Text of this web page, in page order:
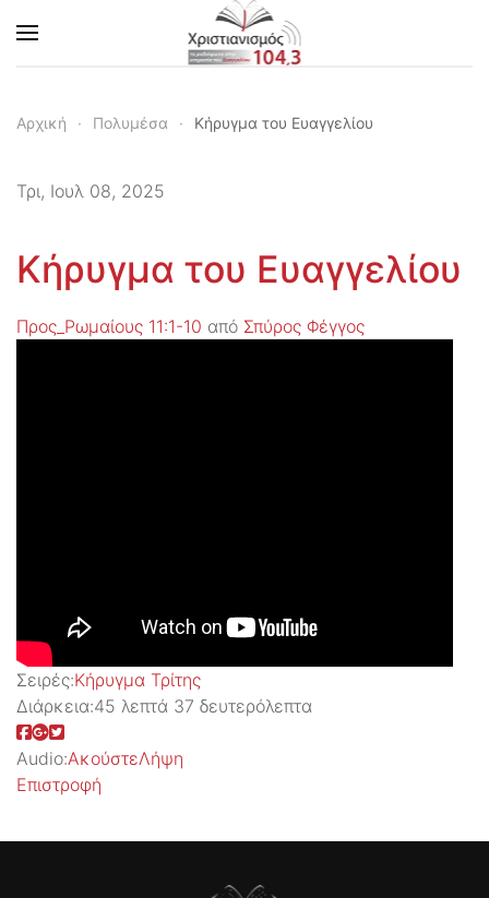
Skip to main content
Αρχική Πολυμέσα Κήρυγμα του Ευαγγελίου
Τρι, Ιουλ 08, 2025
Κήρυγμα του Ευαγγελίου
Προς_Ρωμαίους 11:1-10 από Σπύρος Φέγγος
Σειρές:Kήρυγμα Τρίτης
Διάρκεια:45 λεπτά 37 δευτερόλεπτα
Audio:ΑκούστεΛήψη
Επιστροφή